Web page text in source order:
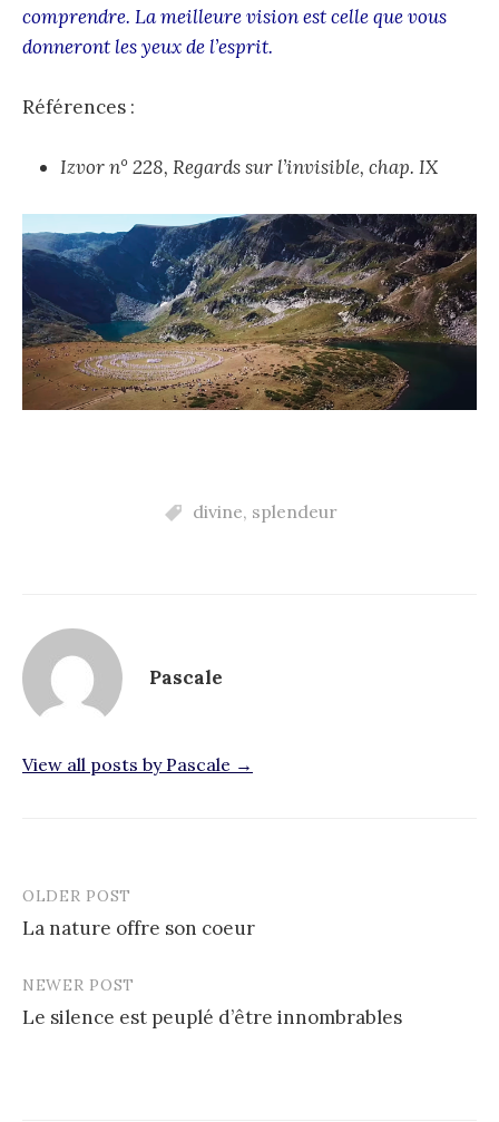
comprendre. La meilleure vision est celle que vous
donneront les yeux de l’esprit.
Références :
Izvor n° 228, Regards sur l’invisible, chap. IX
divine, splendeur
Pascale
View all posts by Pascale →
Post
navigation
OLDER POST
La nature offre son coeur
NEWER POST
Le silence est peuplé d’être innombrables